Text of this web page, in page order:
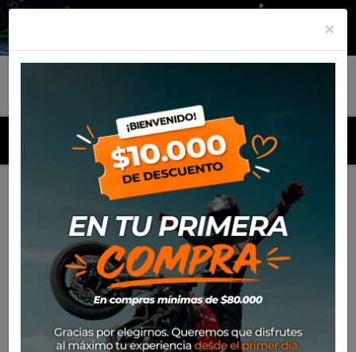
MENU
Productos Polera Alpinestars Spiral LS
×